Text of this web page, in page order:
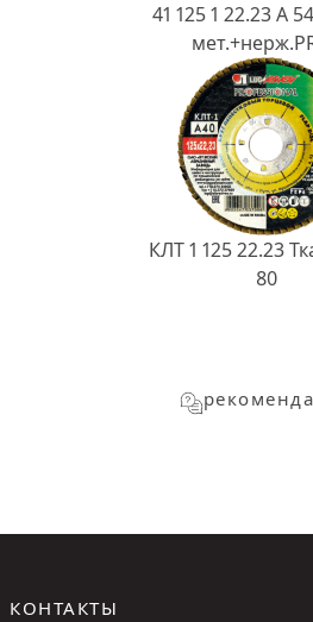
41 125 1 22.23 A
КЛТ 1 125 22.23
80
КОНТАКТЫ